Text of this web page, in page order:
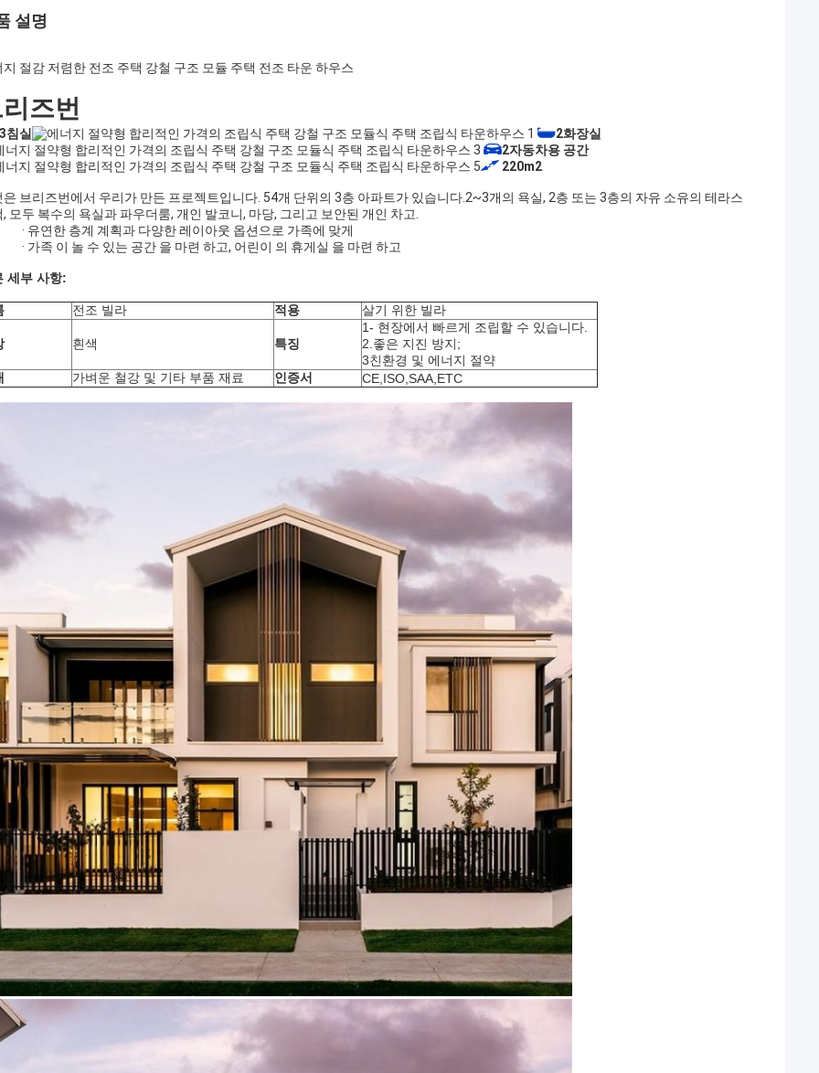
설명
지 절감 저렴한 전조 주택 강철 구조 모듈 주택 전조 타운 하우스
즈번
3침실 2화장실
2자동차용 공간
220m2
은 브리즈번에서 우리가 만든 프로젝트입니다. 54개 단위의 3층 아파트가 있습니다.2~3개의 욕실, 2층 또는 3층의 자유 소유의 테라스
, 모두 복수의 욕실과 파우더룸, 개인 발코니, 마당, 그리고 보안된 개인 차고.
· 유연한 층계 계획과 다양한 레이아웃 옵션으로 가족에 맞게
· 가족 이 놀 수 있는 공간 을 마련 하고, 어린이 의 휴게실 을 마련 하고
세부 사항:
전조 빌라 적용 살기 위한 빌라
흰색 특징
1- 현장에서 빠르게 조립할 수 있습니다.
2.좋은 지진 방지;
3친환경 및 에너지 절약
가벼운 철강 및 기타 부품 재료 인증서 CE,ISO,SAA,ETC